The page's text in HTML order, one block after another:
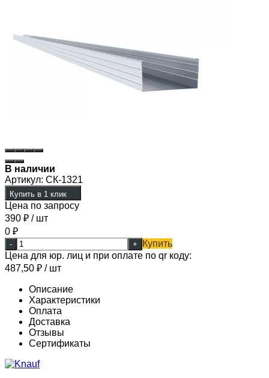
В наличии
Артикул: СК-1321
Купить в 1 клик
Цена по запросу
390 ₽ / шт
0 ₽
- +
Купить
Цена для юр. лиц и при оплате по qr коду:
487,50 ₽ / шт
Описание
Характеристики
Оплата
Доставка
Отзывы
Сертификаты